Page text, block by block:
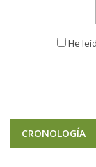
He
CRONOLOGÍA